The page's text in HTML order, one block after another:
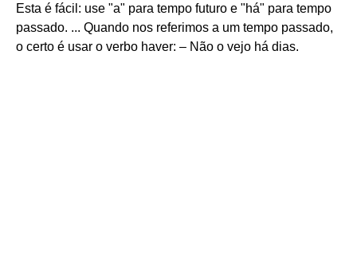
Esta é fácil: use "a" para tempo futuro e "há" para tempo
passado. ... Quando nos referimos a um tempo passado,
o certo é usar o verbo haver: – Não o vejo há dias.